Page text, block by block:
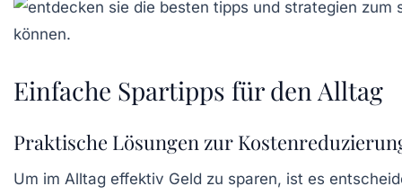
Einfache Spartipps für den Alltag
Praktische Lösungen zur
Um im Alltag effektiv Geld zu sparen, ist es